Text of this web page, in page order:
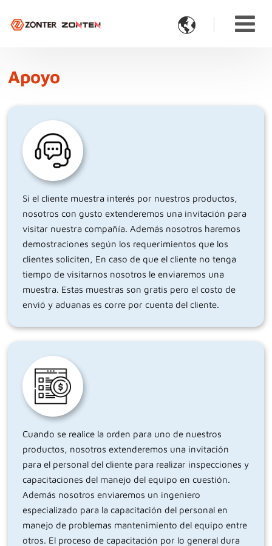

Apoyo
Si el cliente muestra interés por nuestros productos,
nosotros con gusto extenderemos una invitación para
visitar nuestra compañía. Además nosotros haremos
demostraciones según los requerimientos que los
clientes soliciten, En caso de que el cliente no tenga
tiempo de visitarnos nosotros le enviaremos una
muestra. Estas muestras son gratis pero el costo de
envió y aduanas es corre por cuenta del cliente.
Cuando se realice la orden para uno de nuestros
productos, nosotros extenderemos una invitación
para el personal del cliente para realizar inspecciones y
capacitaciones del manejo del equipo en cuestión.
Además nosotros enviaremos un ingeniero
especializado para la capacitación del personal en
manejo de problemas mantenimiento del equipo entre
otros. El proceso de capacitación por lo general dura